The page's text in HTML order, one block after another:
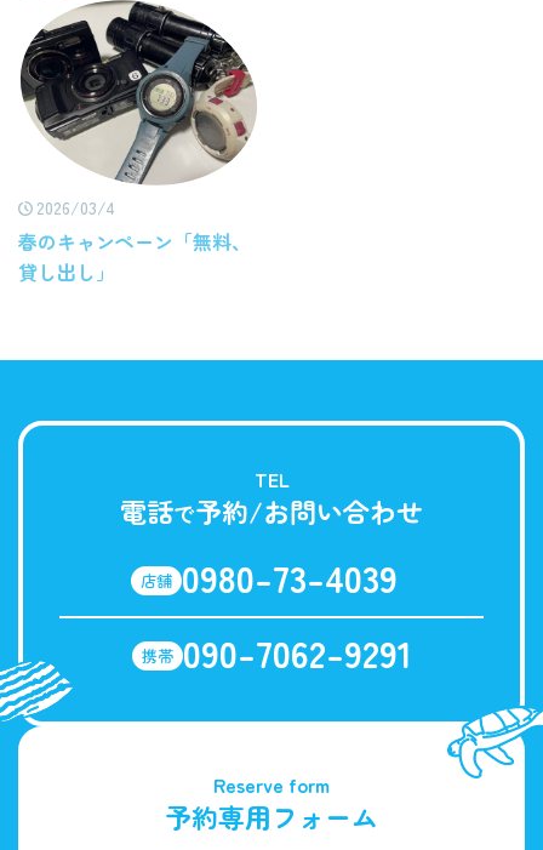
2026/03/4
春のキャンペーン「無料、
貸し出し」
TEL
電話で予約/お問い合わせ
店舗 0980-73-4039
携帯 090-7062-9291
Reserve form
予約専用フォーム